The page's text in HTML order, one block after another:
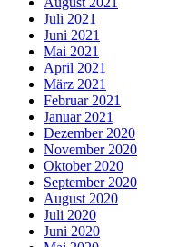
Juli 2021
Juni 2021
Mai 2021
April 2021
März 2021
Februar 2021
Januar 2021
Dezember 2020
November 2020
Oktober 2020
September 2020
August 2020
Juli 2020
Juni 2020